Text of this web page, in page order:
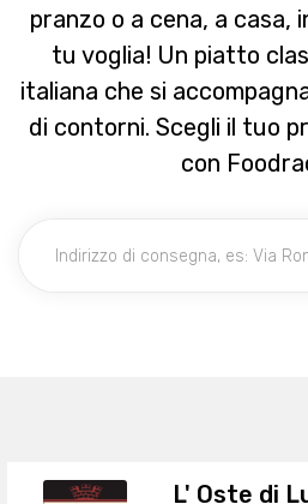
pranzo o a cena, a casa,
tu voglia! Un piatto
italiana che si
di contorni. Scegli il tuo
con
L' Oste di